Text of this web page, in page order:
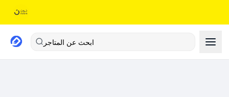
ابحث عن المتاجر